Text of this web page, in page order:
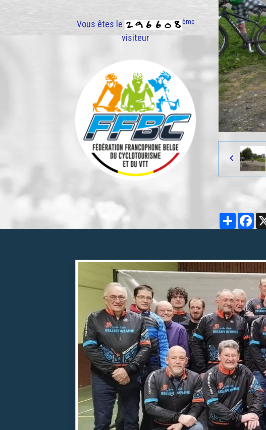
Vous êtes le ème
visiteur